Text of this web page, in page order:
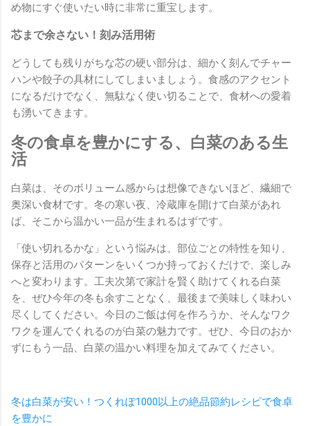
め物にすぐ使いたい時に非常に重宝します。
芯まで余さない！刻み活用術
どうしても残りがちな芯の硬い部分は、細かく刻んでチャー
ハンや餃子の具材にしてしまいましょう。食感のアクセント
になるだけでなく、無駄なく使い切ることで、食材への愛着
も湧いてきます。
冬の食卓を豊かにする、白菜のある生
活
白菜は、そのボリューム感からは想像できないほど、繊細で
奥深い食材です。冬の寒い夜、冷蔵庫を開けて白菜があれ
ば、そこから温かい一品が生まれるはずです。
「使い切れるかな」という悩みは、部位ごとの特性を知り、
保存と活用のパターンをいくつか持っておくだけで、楽しみ
へと変わります。工夫次第で家計を賢く助けてくれる白菜
を、ぜひ今年の冬も余すことなく、最後まで美味しく味わい
尽くしてください。今日のご飯は何を作ろうか、そんなワク
ワクを運んでくれるのが白菜の魅力です。ぜひ、今日のおか
ずにもう一品、白菜の温かい料理を加えてみてください。
冬は白菜が安い！つくれぽ1000以上の絶品節約レシピで食卓
を豊かに